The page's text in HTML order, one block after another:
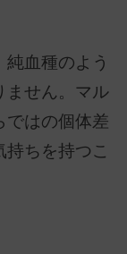
血種のよう
ません。マル
ではの個体差
ちを持つこ